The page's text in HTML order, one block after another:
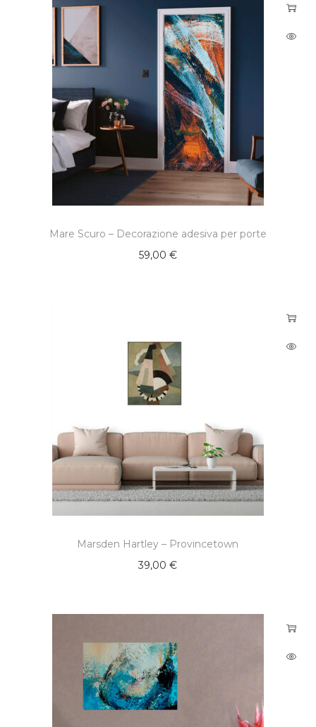
Mare Scuro – Decorazione adesiva per porte
59,00 €
Marsden Hartley – Provincetown
39,00€